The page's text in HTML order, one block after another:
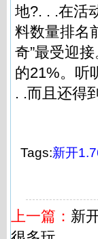
地?. . .在活
料数量排名
奇”最受迎
的21%。听
. .而且还得
Tags:新开
上一篇： 新